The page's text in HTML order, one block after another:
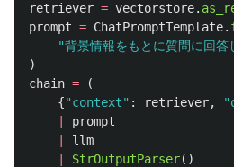
retriever = vectorstore.
prompt = ChatPromptTemplate.
"背景情報をもとに質問に
)
chain =
(
{"context" : retriever, "
prompt
llm
StrOutputParser()